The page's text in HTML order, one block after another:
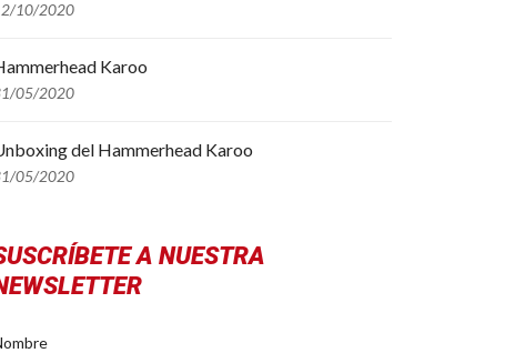
10/2020
Karoo
05/2020
del Hammerhead Karoo
05/2020
A NUESTRA